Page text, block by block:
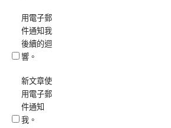
用電子郵
件通知我
後續的迴
響。
新文章使
用電子郵
件通知
我。